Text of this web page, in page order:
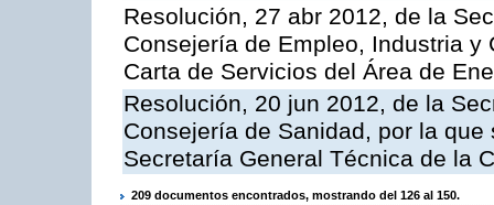
Resolución, 27 abr 2012, de la
Consejería de Empleo, Industria
Carta de Servicios del Área de
Resolución, 20 jun 2012, de la
Consejería de Sanidad, por la
Secretaría General Técnica de la
209 documentos encontrados, mostrando del 126 al 150.